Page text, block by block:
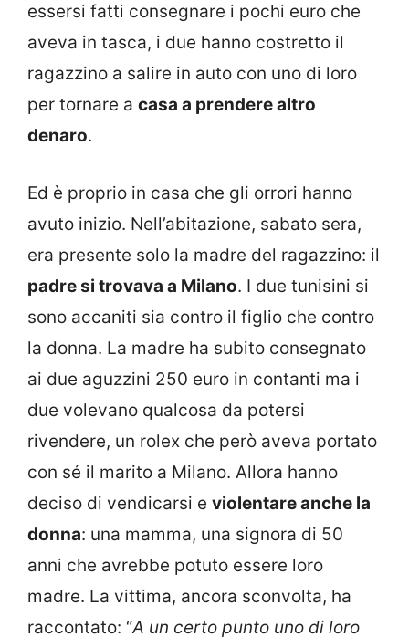
essersi fatti consegnare i pochi euro che
aveva in tasca, i due hanno costretto il
ragazzino a salire in auto con uno di loro
per tornare a casa a prendere altro
denaro.
Ed è proprio in casa che gli orrori hanno
avuto inizio. Nell’abitazione, sabato sera,
era presente solo la madre del ragazzino: il
padre si trovava a Milano. I due tunisini si
sono accaniti sia contro il figlio che contro
la donna. La madre ha subito consegnato
ai due aguzzini 250 euro in contanti ma i
due volevano qualcosa da potersi
rivendere, un rolex che però aveva portato
con sé il marito a Milano. Allora hanno
deciso di vendicarsi e violentare anche la
donna: una mamma, una signora di 50
anni che avrebbe potuto essere loro
madre. La vittima, ancora sconvolta, ha
raccontato: “A un certo punto uno di loro